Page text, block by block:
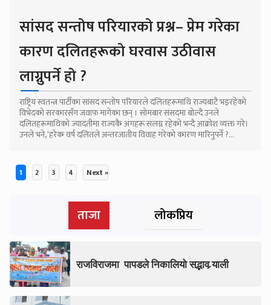
सांसद सन्तोष परियारको प्रश्न– प्रेम गरेका
कारण दलितहरूको घरवास उठीवास
लाग्नुपर्ने हो ?
राष्ट्रिय स्वतन्त्र पार्टीका सांसद सन्तोष परियारले दलितहरूमाथि राज्यबाटै भइरहेको
विभेदको सरकारसँग जवाफ मागेका छन् । सोमबार संसदमा बोल्दै उनले
दलितहरूमाथिकाे ज्यादतीमा राज्यकै अंगहरू संलग्न रहेको भन्दै आक्रोश व्यक्त गरे।
उनले भने, ‘हरेक वर्ष दलितले अन्तरजातीय विवाह गरेको कारण मारिनुपर्ने ?...
Posts
pagination
1 2 3 4 Next »
ताजा लोकप्रिय
राजविराजमा पापडले निकालियो सद्भाव र्‍याली